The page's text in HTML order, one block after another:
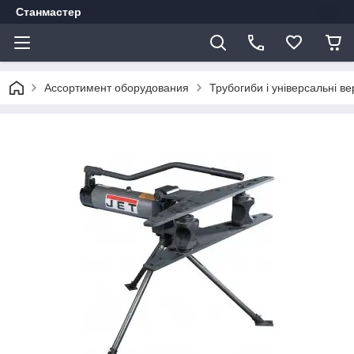
Станмастер
Ассортимент оборудования Трубогиби і універсальні